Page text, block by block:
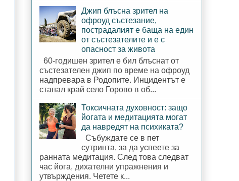
Джип блъсна зрител на
офроуд състезание,
пострадалият е баща на един
от състезателите и е с
опасност за живота
60-годишен зрител е бил блъснат от
състезателен джип по време на офроуд
надпревара в Родопите. Инцидентът е
станал край село Горово в об...
Токсичната духовност: защо
йогата и медитацията могат
да навредят на психиката?
Събуждате се в пет
сутринта, за да успеете за
ранната медитация. След това следват
час йога, дихателни упражнения и
утвърждения. Четете к...